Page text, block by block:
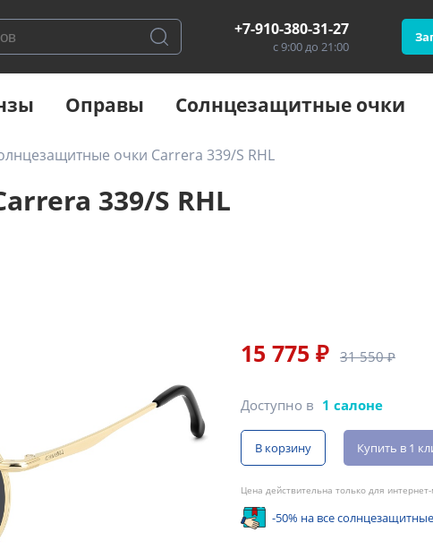
+7-910-380-31-27
с 9:00 до 21:00
Оправы Солнцезащитные очки
очки Carrera 339/S RHL
339/S RHL
15 775 ₽ 31 550 ₽
Доступно в 1 салоне
В корзину Купить в 1
Цена действительна только для
-50% на все